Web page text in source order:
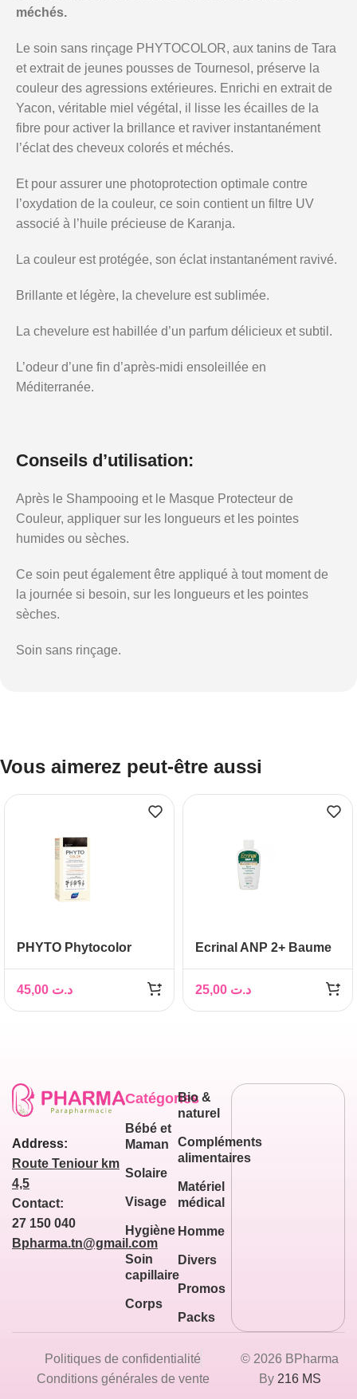
méchés.
Le soin sans rinçage PHYTOCOLOR, aux tanins de Tara
et extrait de jeunes pousses de Tournesol, préserve la
couleur des agressions extérieures. Enrichi en extrait de
Yacon, véritable miel végétal, il lisse les écailles de la
fibre pour activer la brillance et raviver instantanément
l’éclat des cheveux colorés et méchés.
Et pour assurer une photoprotection optimale contre
l’oxydation de la couleur, ce soin contient un filtre UV
associé à l’huile précieuse de Karanja.
La couleur est protégée, son éclat instantanément ravivé.
Brillante et légère, la chevelure est sublimée.
La chevelure est habillée d’un parfum délicieux et subtil.
L’odeur d’une fin d’après-midi ensoleillée en
Méditerranée.
Conseils d’utilisation:
Après le Shampooing et le Masque Protecteur de
Couleur, appliquer sur les longueurs et les pointes
humides ou sèches.
Ce soin peut également être appliqué à tout moment de
la journée si besoin, sur les longueurs et les pointes
sèches.
Soin sans rinçage.
Vous aimerez peut-être aussi
PHYTO Phytocolor
clair, 1 kit
د.ت
Ecrinal ANP 2+ Baume
د.ت
Address:
Route Teniour km
4,5
Contact:
27 150 040
Bpharma.tn@gmail.com
Catégories
Bébé et
Maman
Solaire
Visage
Hygiène
Soin
capillaire
Corps
Bio &
naturel
Compléments
alimentaires
Matériel
médical
Homme
Divers
Promos
Packs
© 2026 BPharma
By 216 MS
Politiques de confidentialité
Conditions générales de vente